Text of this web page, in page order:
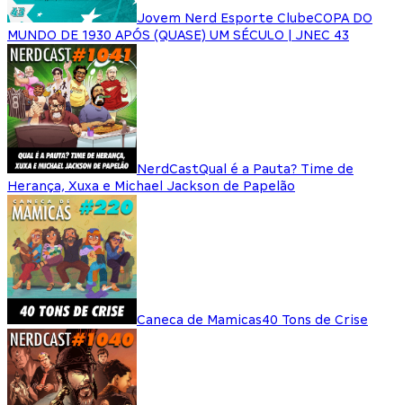
Jovem Nerd Esporte ClubeCOPA DO
MUNDO DE 1930 APÓS (QUASE) UM SÉCULO | JNEC 43
NerdCastQual é a Pauta? Time de
Herança, Xuxa e Michael Jackson de Papelão
Caneca de Mamicas40 Tons de Crise